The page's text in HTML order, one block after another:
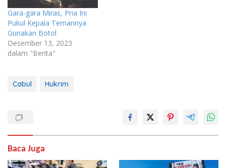
Gara-gara Miras, Pria Ini
Pukul Kepala Temannya
Gunakan Botol
Desember 13, 2023
dalam "Berita"
Cabul Hukrim
Baca Juga